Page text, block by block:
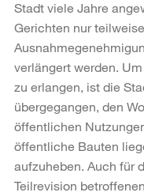
Stadt viele Jahre
Gerichten nur
verlängert werden.
zu erlangen, ist die
übergegangen, den
öffentlichen
öffentliche Bauten
aufzuheben. Auch für
Teilrevision